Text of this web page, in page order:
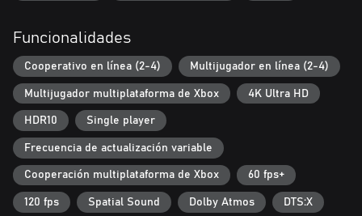
Funcionalidades
Cooperativo en línea (2-4) Multijugador en línea (2-4)
Multijugador multiplataforma de Xbox 4K Ultra HD
HDR10 Single player
Frecuencia de actualización variable
Cooperación multiplataforma de Xbox 60 fps+
120 fps Spatial Sound Dolby Atmos DTS:X